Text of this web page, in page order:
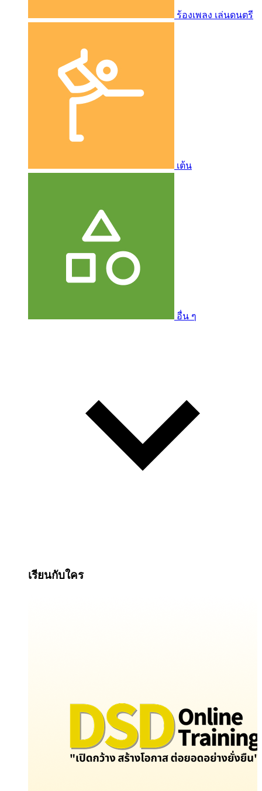
ร้องเพลง เล่นดนตรี
เต้น
อื่น ๆ
เรียนกับใคร